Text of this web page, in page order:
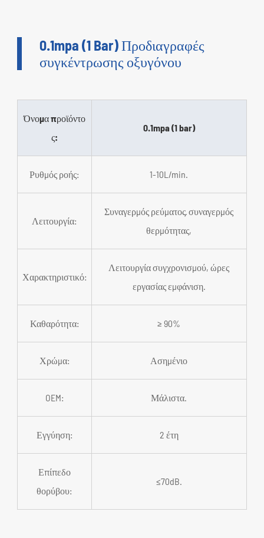
0.1mpa (1 Bar) Προδιαγραφές
συγκέντρωσης οξυγόνου
Όνομα προϊόντο
ς:
0.1mpa (1 bar)
Ρυθμός ροής: 1-10L/min.
Λειτουργία:
Συναγερμός ρεύματος· συναγερμός
θερμότητας,
Χαρακτηριστικό:
Λειτουργία συγχρονισμού, ώρες
εργασίας εμφάνιση.
Καθαρότητα: ≥ 90%
Χρώμα: Ασημένιο
OEM: Μάλιστα.
Εγγύηση: 2 έτη
Επίπεδο
θορύβου:
≤70dB.